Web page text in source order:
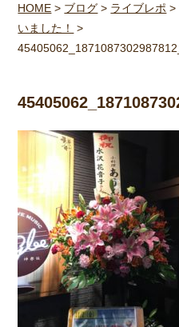
HOME > ブログ > ライブレポ >
いました！
>